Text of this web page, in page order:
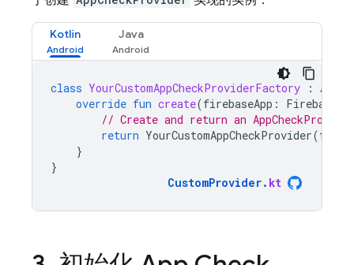
Kotlin Java
class YourCustomAppCheckProviderFactory :
override fun create(firebaseApp :
// Create and return an
return YourCustomAppCheckProvider(
}
}
CustomProvider. kt